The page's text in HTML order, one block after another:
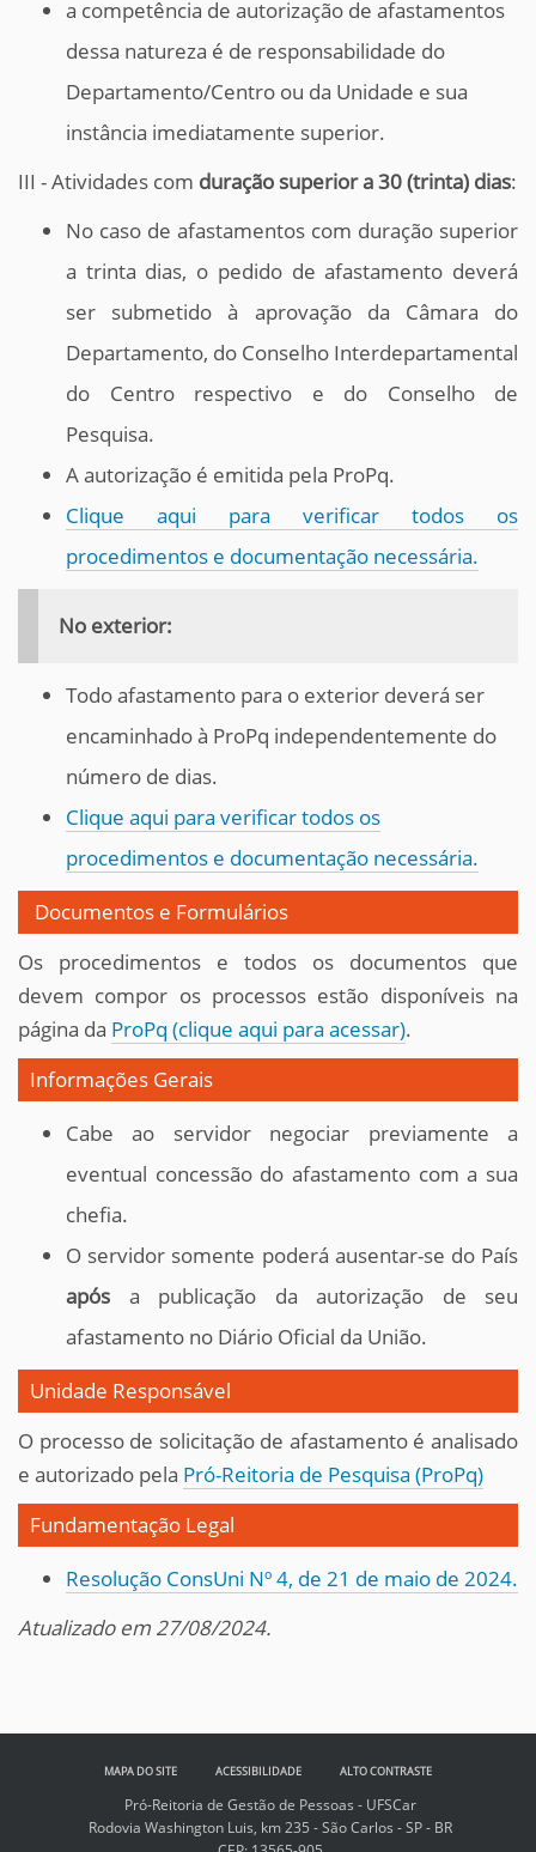
a competência de autorização de afastamentos
dessa natureza é de responsabilidade do
Departamento/Centro ou da Unidade e sua
instância imediatamente superior.
III - Atividades com duração superior a 30 (trinta) dias:
No caso de afastamentos com duração superior
a trinta dias, o pedido de afastamento deverá
ser submetido à aprovação da Câmara do
Departamento, do Conselho Interdepartamental
do Centro respectivo e do Conselho de
Pesquisa.
A autorização é emitida pela ProPq.
Clique aqui para verificar todos os
procedimentos e documentação necessária.
No exterior:
Todo afastamento para o exterior deverá ser
encaminhado à ProPq independentemente do
número de dias.
Clique aqui para verificar todos os
procedimentos e documentação necessária.
Documentos e Formulários
Os procedimentos e todos os documentos que
devem compor os processos estão disponíveis na
página da ProPq (clique aqui para acessar).
Informações Gerais
Cabe ao servidor negociar previamente a
eventual concessão do afastamento com a sua
chefia.
O servidor somente poderá ausentar-se do País
após a publicação da autorização de seu
afastamento no Diário Oficial da União.
Unidade Responsável
O processo de solicitação de afastamento é analisado
e autorizado pela Pró-Reitoria de Pesquisa (ProPq)
Fundamentação Legal
Resolução ConsUni Nº 4, de 21 de maio de 2024.
Atualizado em 27/08/2024.
MAPA DO SITE ACESSIBILIDADE ALTO CONTRASTE
Pró-Reitoria de Gestão de Pessoas - UFSCar
Rodovia Washington Luis, km 235 - São Carlos - SP - BR